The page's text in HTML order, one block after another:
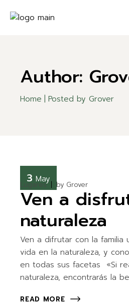
the
content
Author:
Home Posted by Grover
3 May
Lugares by Grover
Ven a
naturaleza
Ven a difrutar con la familia
vida en la naturaleza, y
en todas sus facetas «Si
naturaleza, encontrarás la
READ MORE